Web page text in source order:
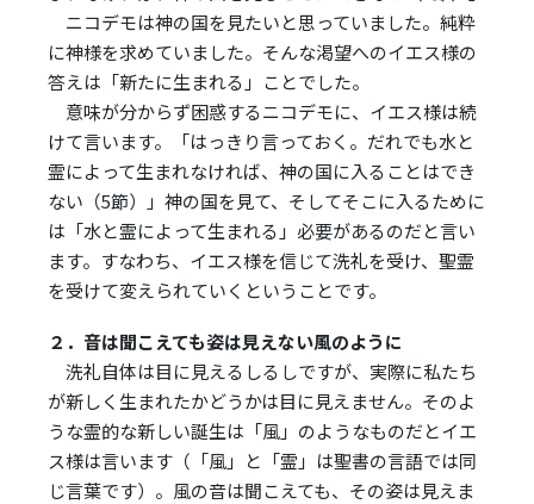
ニコデモは神の国を見たいと思っていました。純粋
に神様を求めていました。そんな渇望へのイエス様の
答えは「新たに生まれる」ことでした。
意味が分からず困惑するニコデモに、イエス様は続
けて言います。「はっきり言っておく。だれでも水と
霊によって生まれなければ、神の国に入ることはでき
ない（5節）」神の国を見て、そしてそこに入るために
は「水と霊によって生まれる」必要があるのだと言い
ます。すなわち、イエス様を信じて洗礼を受け、聖霊
を受けて変えられていくということです。
２．音は聞こえても姿は見えない風のように
洗礼自体は目に見えるしるしですが、実際に私たち
が新しく生まれたかどうかは目に見えません。そのよ
うな霊的な新しい誕生は「風」のようなものだとイエ
ス様は言います（「風」と「霊」は聖書の言語では同
じ言葉です）。風の音は聞こえても、その姿は見えま